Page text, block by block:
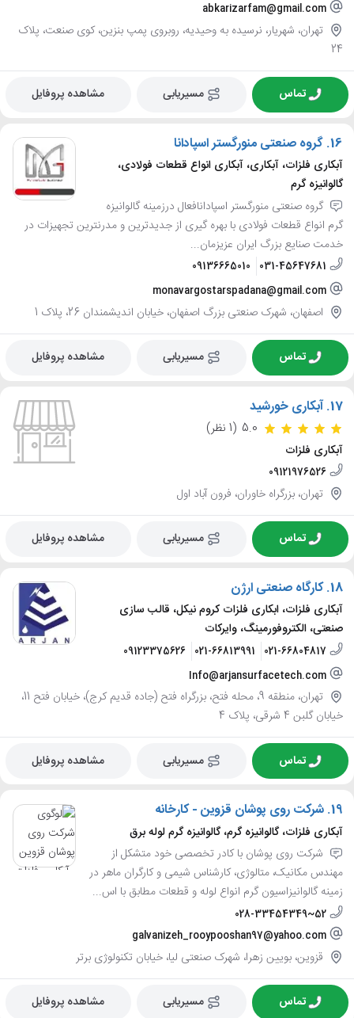
abkarizarfam@gmail.com
تهران، شهریار، نرسیده به وحیدیه، روبروی پمپ بنزین، کوی صنعت، پلاک
24
تماس مسیریابی مشاهده پروفایل
16. گروه صنعتی منورگستر اسپادانا
آبکاری فلزات، آبکاری، آبکاری انواع قطعات فولادی،
گالوانیزه گرم
گروه صنعتی منورگستر اسپادانافعال درزمینه گالوانیزه
گرم انواع قطعات فولادی با بهره گیری از جدیدترین و مدرنترین تجهیزات در
خدمت صنایع بزرگ ایران عزیزمان...
031-45647681
09136665010
monavargostarspadana@gmail.com
اصفهان، شهرک صنعتی بزرگ اصفهان، خیابان اندیشمندان 26، پلاک 1
تماس مسیریابی مشاهده پروفایل
17. آبکاری خورشید
5.0 (1 نظر)
آبکاری فلزات
09121976526
تهران، بزرگراه خاوران، فرون آباد اول
تماس مسیریابی مشاهده پروفایل
18. کارگاه صنعتی ارژن
آبکاری فلزات، ابکاری فلزات کروم نیکل، قالب سازی
صنعتی، الکتروفورمینگ، وایرکات
021-66804817
021-66813991
09123375626
Info@arjansurfacetech.com
تهران، منطقه 9، محله فتح، بزرگراه فتح (جاده قدیم کرج)، خیابان فتح 11،
خیابان گلبن 4 شرقی، پلاک 4
تماس مسیریابی مشاهده پروفایل
19. شرکت روی پوشان قزوین - کارخانه
آبکاری فلزات، گالوانیزه گرم، گالوانیزه گرم لوله برق
شرکت روی پوشان با کادر تخصصی خود متشکل از
مهندس مکانیک، متالوژی، کارشناس شیمی و کارگران ماهر در
زمینه گالوانیزاسیون گرم انواع لوله و قطعات مطابق با اس...
028-33454349~52
galvanizeh_rooypooshan97@yahoo.com
قزوین، بویین زهرا، شهرک صنعتی لیا، خیابان تکنولوژی برتر
تماس مسیریابی مشاهده پروفایل